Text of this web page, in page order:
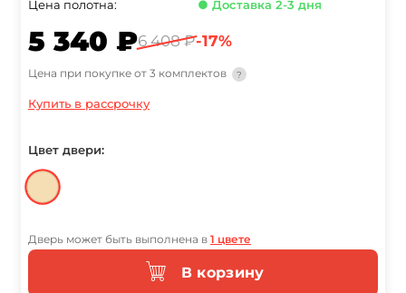
Цена полотна: ● Доставка 2-3 дня
5 340 ₽6 408 ₽-17%
Цена при покупке от 3 комплектов ?
Купить в рассрочку
Цвет двери:
Дверь может быть выполнена в 1 цвете
В корзину